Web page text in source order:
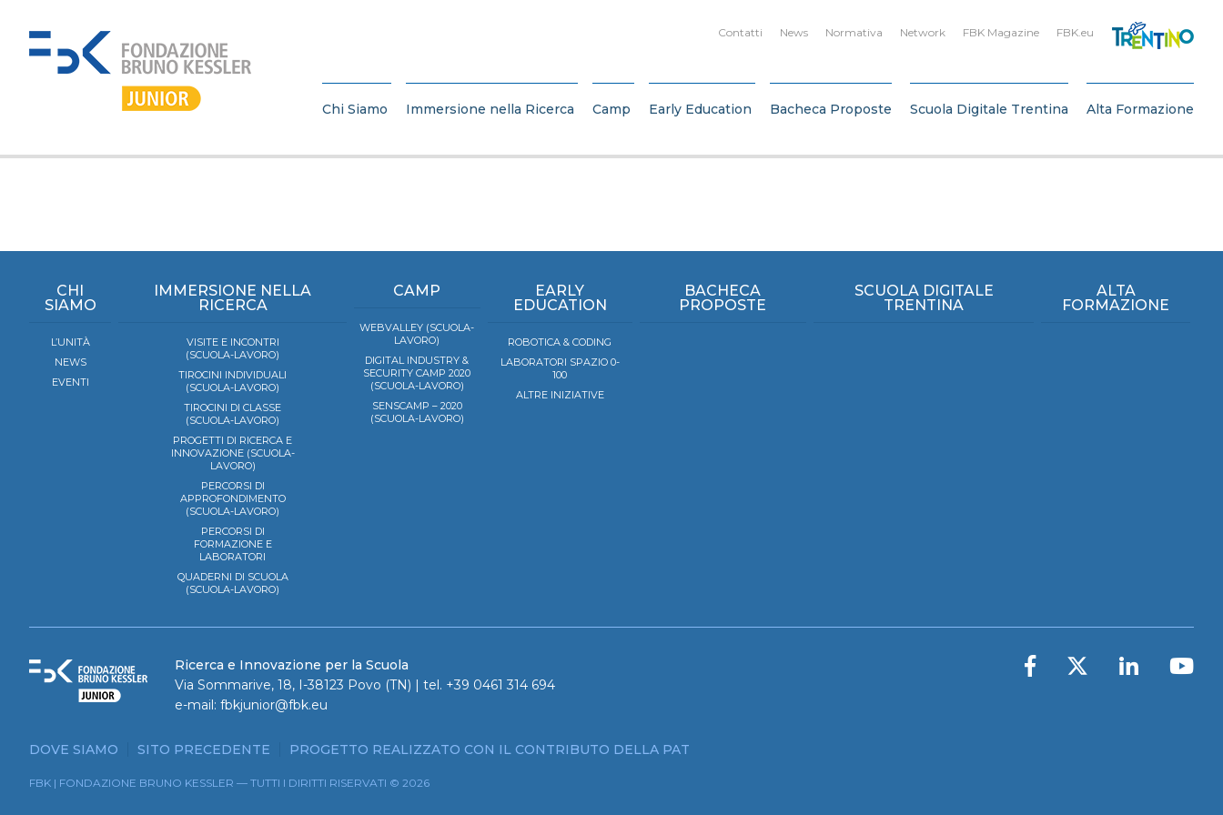
Contatti News Normativa Network FBK Magazine FBK.eu
Chi Siamo Immersione nella Ricerca Camp Early Education Bacheca Proposte Scuola Digitale Trentina Alta Formazione
CHI
SIAMO
L’UNITÀ
NEWS
EVENTI
IMMERSIONE NELLA
RICERCA
VISITE E INCONTRI
(SCUOLA-LAVORO)
TIROCINI INDIVIDUALI
(SCUOLA-LAVORO)
TIROCINI DI CLASSE
(SCUOLA-LAVORO)
PROGETTI DI RICERCA E
INNOVAZIONE (SCUOLA-
LAVORO)
PERCORSI DI
APPROFONDIMENTO
(SCUOLA-LAVORO)
PERCORSI DI
FORMAZIONE E
LABORATORI
QUADERNI DI SCUOLA
(SCUOLA-LAVORO)
CAMP
WEBVALLEY (SCUOLA-
LAVORO)
DIGITAL INDUSTRY &
SECURITY CAMP 2020
(SCUOLA-LAVORO)
SENSCAMP – 2020
(SCUOLA-LAVORO)
EARLY
EDUCATION
ROBOTICA & CODING
LABORATORI SPAZIO 0-
100
ALTRE INIZIATIVE
BACHECA
PROPOSTE
SCUOLA DIGITALE
TRENTINA
ALTA
FORMAZIONE
Ricerca e Innovazione per la Scuola
Via Sommarive, 18, I-38123 Povo (TN) | tel. +39 0461 314 694
e-mail: fbkjunior@fbk.eu
DOVE SIAMO SITO PRECEDENTE PROGETTO REALIZZATO CON IL CONTRIBUTO DELLA PAT
FBK | FONDAZIONE BRUNO KESSLER — TUTTI I DIRITTI RISERVATI © 2026